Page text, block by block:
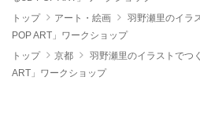
トップ
アート・絵画
羽野瀬里のイラ
POP ART」ワークショップ
トップ
京都
羽野瀬里のイラストでつ
ART」ワークショップ